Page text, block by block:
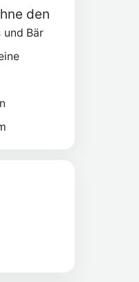
den
und Bär